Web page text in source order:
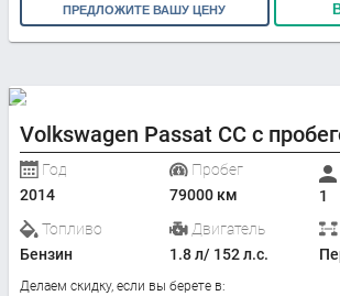
ПРЕДЛОЖИТЕ ВАШУ ЦЕНУ
Volkswagen Passat CC с
Год
2014
Пробег
79000 км
1
Топливо
Бензин
Двигатель
1.8 л/ 152 л.с.
Делаем скидку, если вы берете в: